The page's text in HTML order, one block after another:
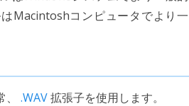
Macintoshコンピュータでより一
.WAV拡張子を使用します。